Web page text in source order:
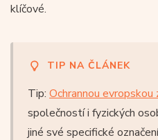
klíčové.
TIP NA ČLÁNEK
Tip: Ochrannou evropskou
společností i fyzických
jiné své specifické